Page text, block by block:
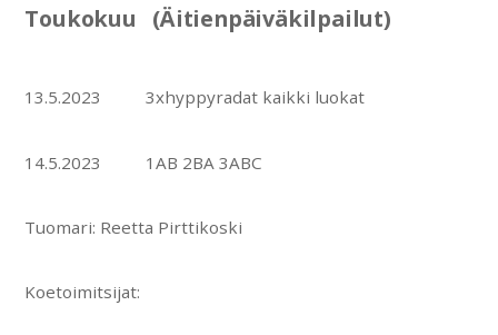
Toukokuu (Äitienpäiväkilpailut)
13.5.2023 3xhyppyradat kaikki luokat
14.5.2023 1AB 2BA 3ABC
Tuomari: Reetta Pirttikoski
Koetoimitsijat: